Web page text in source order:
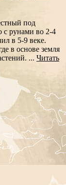
под
с рунами во 2-4
в 5-9 веке.
в основе земля
... Читать